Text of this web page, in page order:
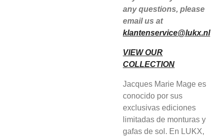
any questions, please
email us at
klantenservice@lukx.nl
VIEW OUR
COLLECTION
Jacques Marie Mage es
conocido por sus
exclusivas ediciones
limitadas de monturas y
gafas de sol. En LUKX,